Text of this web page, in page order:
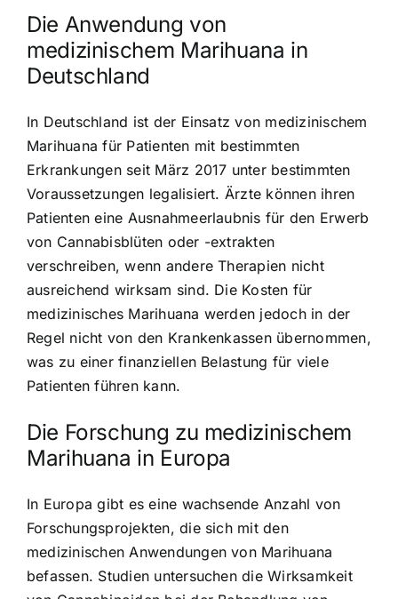
Die Anwendung von
medizinischem Marihuana in
Deutschland
In Deutschland ist der Einsatz von medizinischem
Marihuana für Patienten mit bestimmten
Erkrankungen seit März 2017 unter bestimmten
Voraussetzungen legalisiert. Ärzte können ihren
Patienten eine Ausnahmeerlaubnis für den Erwerb
von Cannabisblüten oder -extrakten
verschreiben, wenn andere Therapien nicht
ausreichend wirksam sind. Die Kosten für
medizinisches Marihuana werden jedoch in der
Regel nicht von den Krankenkassen übernommen,
was zu einer finanziellen Belastung für viele
Patienten führen kann.
Die Forschung zu medizinischem
Marihuana in Europa
In Europa gibt es eine wachsende Anzahl von
Forschungsprojekten, die sich mit den
medizinischen Anwendungen von Marihuana
befassen. Studien untersuchen die Wirksamkeit